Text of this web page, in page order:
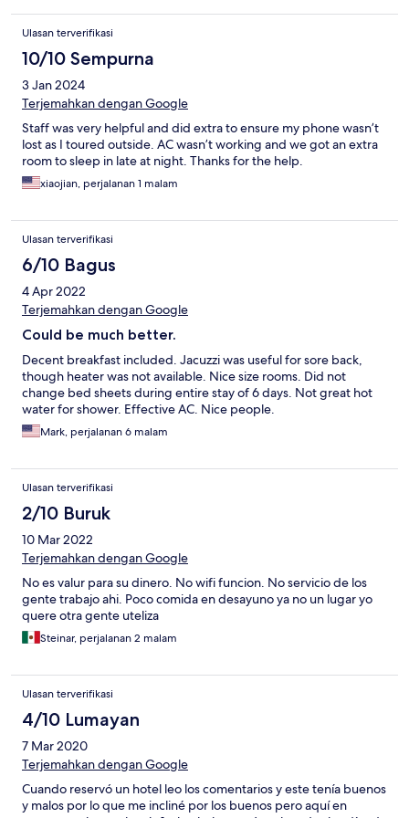
hotel when I realized expecting to be disappointed. THEY GOT
THEM BACK TO ME ALL THE WAY IN THE UNITED STATES AT
NO CHARGE. YOU CAN’T EVEN MAIL THINGS DIRECTLY FROM
THERE TO HERE. These are honest, hardworking, dedicated
people running this hotel and it shows.
Ulasan terverifikasi
10/10 Sempurna
3 Jan 2024
Terjemahkan dengan Google
Staff was very helpful and did extra to ensure my phone wasn’t
lost as I toured outside. AC wasn’t working and we got an extra
room to sleep in late at night. Thanks for the help.
xiaojian, perjalanan 1 malam
Ulasan terverifikasi
6/10 Bagus
4 Apr 2022
Terjemahkan dengan Google
Could be much better.
Decent breakfast included. Jacuzzi was useful for sore back,
though heater was not available. Nice size rooms. Did not
change bed sheets during entire stay of 6 days. Not great hot
water for shower. Effective AC. Nice people.
Mark, perjalanan 6 malam
Ulasan terverifikasi
2/10 Buruk
10 Mar 2022
Terjemahkan dengan Google
No es valur para su dinero. No wifi funcion. No servicio de los
gente trabajo ahi. Poco comida en desayuno ya no un lugar yo
quere otra gente uteliza
Steinar, perjalanan 2 malam
Ulasan terverifikasi
4/10 Lumayan
7 Mar 2020
Terjemahkan dengan Google
Cuando reservó un hotel leo los comentarios y este tenía buenos
y malos por lo que me incliné por los buenos pero aquí en